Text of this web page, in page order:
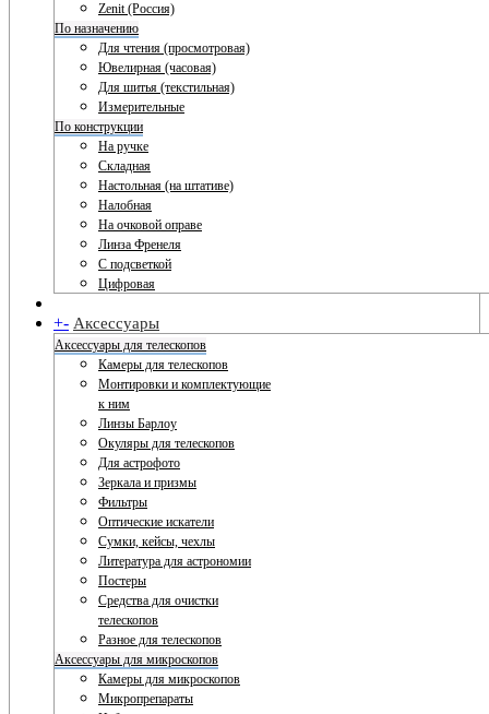
Zenit (Россия)
По назначению
Для чтения (просмотровая)
Ювелирная (часовая)
Для шитья (текстильная)
Измерительные
По конструкции
На ручке
Складная
Настольная (на штативе)
Налобная
На очковой оправе
Линза Френеля
С подсветкой
Цифровая
+- Аксессуары
Аксессуары для телескопов
Камеры для телескопов
Монтировки и комплектующие
к ним
Линзы Барлоу
Окуляры для телескопов
Для астрофото
Зеркала и призмы
Фильтры
Оптические искатели
Сумки, кейсы, чехлы
Литература для астрономии
Постеры
Средства для очистки
телескопов
Разное для телескопов
Аксессуары для микроскопов
Камеры для микроскопов
Микропрепараты